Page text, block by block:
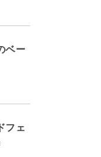
ベー
フェ